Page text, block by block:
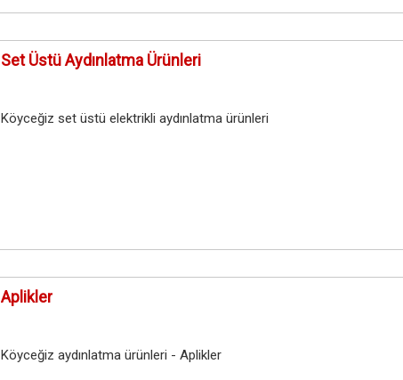
Set Üstü Aydınlatma Ürünleri
Köyceğiz set üstü elektrikli aydınlatma ürünleri
Aplikler
Köyceğiz aydınlatma ürünleri - Aplikler